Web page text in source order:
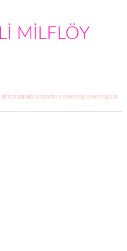
MİLFLÖY
BÖREKLER DİĞER TARİFLER HAMUR İŞİ HAMUR İŞLERİ